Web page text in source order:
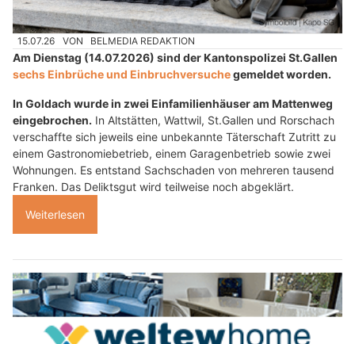
15.07.26 VON BELMEDIA REDAKTION
Am Dienstag (14.07.2026) sind der Kantonspolizei St.Gallen
sechs Einbrüche und Einbruchversuchegemeldet worden.
In Goldach wurde in zwei Einfamilienhäuser am Mattenweg
eingebrochen. In Altstätten, Wattwil, St.Gallen und Rorschach
verschaffte sich jeweils eine unbekannte Täterschaft Zutritt zu
einem Gastronomiebetrieb, einem Garagenbetrieb sowie zwei
Wohnungen. Es entstand Sachschaden von mehreren tausend
Franken. Das Deliktsgut wird teilweise noch abgeklärt.
Weiterlesen